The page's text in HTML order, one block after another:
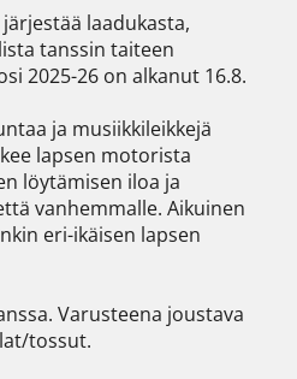
laadukasta,
tanssin taiteen
2025-26 on alkanut 16.8.
ja musiikkileikkejä
lapsen motorista
löytämisen iloa ja
vanhemmalle. Aikuinen
eri-ikäisen lapsen
Varusteena joustava
tossut.